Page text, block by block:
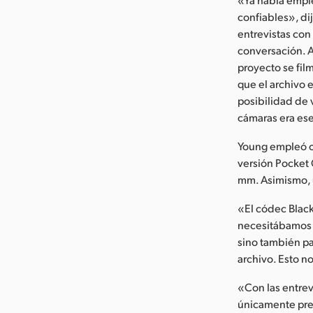
confiables»,
entrevistas
conversación.
proyecto se
que el archivo
posibilidad de
cámaras era
Young empleó
versión Pocket
mm.
«El códec
sino también
archivo. Esto
«Con las
únicamente